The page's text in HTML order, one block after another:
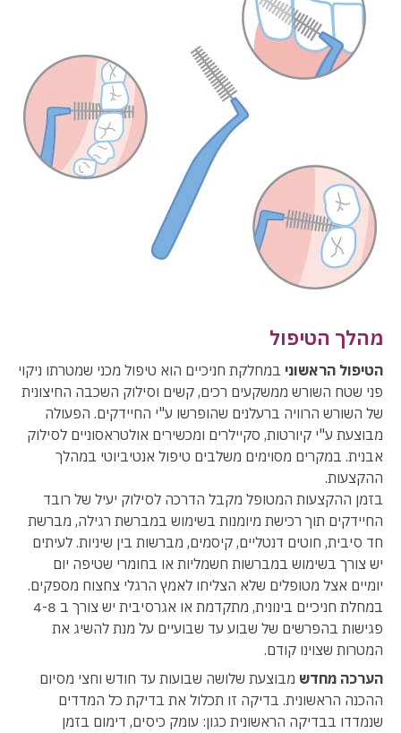
מהלך הטיפול
הטיפול הראשוני במחלקת חניכיים הוא טיפול מכני שמטרתו ניקוי
פני שטח השורש ממשקעים רכים, קשים וסילוק השכבה החיצונית
של השורש הרוויה ברעלנים שהופרשו ע"י החיידקים. הפעולה
מבוצעת ע"י קיורטות, סקיילרים ומכשירים אולטראסוניים לסילוק
אבנית. במקרים מסוימים משלבים טיפול אנטיביוטי במהלך
ההקצעות.
בזמן ההקצעות המטופל מקבל הדרכה לסילוק יעיל של רובד
החיידקים תוך רכישת מיומנות בשימוש במברשת רגילה, מברשת
חד סיבית, חוטים דנטליים, קיסמים, מברשות בין שיניות. לעיתים
יש צורך בשימוש במברשות חשמליות או בחומרי שטיפה יום
יומיים אצל מטופלים שלא הצליחו לאמץ הרגלי צחצוח מספקים.
במחלת חניכיים בינונית, מתקדמת או אגרסיבית יש צורך ב 4-8
פגישות בהפרשים של שבוע עד שבועיים על מנת להשיג את
המטרות שצוינו קודם.
הערכה מחדש מבוצעת שלושה שבועות עד חודש וחצי מסיום
ההכנה הראשונית. בדיקה זו תכלול את בדיקת כל המדדים
שנמדדו בבדיקה הראשונית כגון: עומק כיסים, דימום בזמן